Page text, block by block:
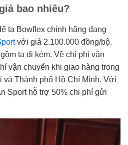
bao nhiêu?
tạ Bowflex chính hãng đang
với giá 2.100.000 đồng/bộ.
tạ đi kèm. Về chi phí vận
vận chuyển khi giao hàng trong
và Thành phố Hồ Chí Minh. Với
Sport hỗ trợ 50% chi phí gửi